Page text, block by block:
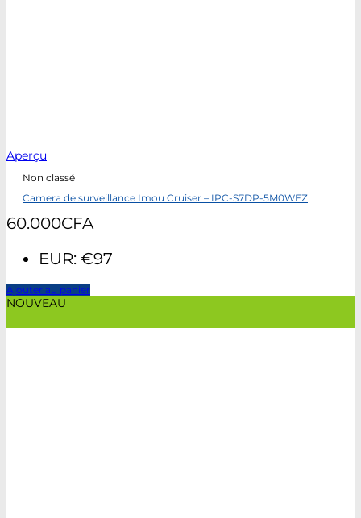
Aperçu
Non classé
Camera de surveillance Imou Cruiser – IPC-S7DP-5M0WEZ
60.000CFA
EUR: €97
Ajouter au panier
NOUVEAU